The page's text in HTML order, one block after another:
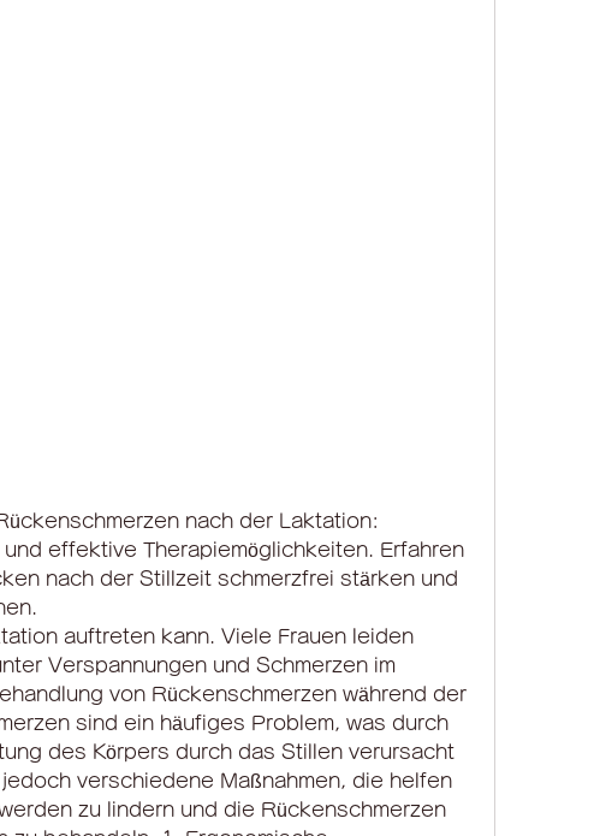
nach der Laktation:
und effektive Therapiemöglichkeiten. Erfahren
nach der Stillzeit schmerzfrei stärken und
Verspannungen und Schmerzen im
von Rückenschmerzen während der
sind ein häufiges Problem, was durch
des Körpers durch das Stillen verursacht
verschiedene Maßnahmen, die helfen
zu lindern und die Rückenschmerzen